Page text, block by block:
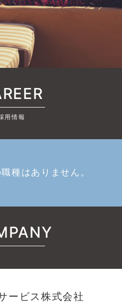
用情報
種はありません。
ービス株式会社